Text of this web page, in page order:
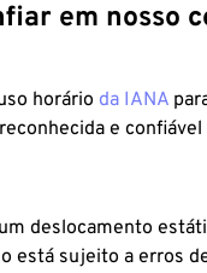
em nosso
horário da IANA
e
deslocamento
está sujeito a erros